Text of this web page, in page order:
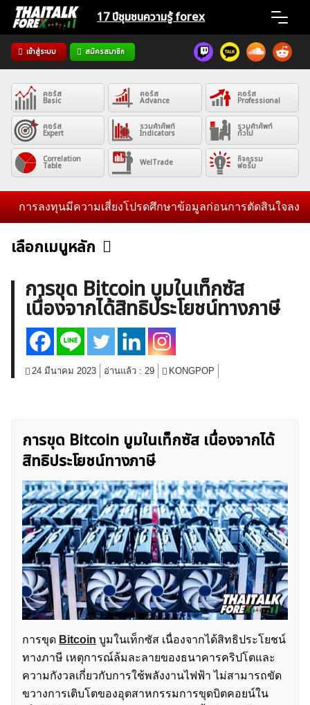
Skip
content
17 ปีชุมชนความรู้ forex
เข้าสู่ระบบ สมัครสมาชิก
Home
News
Articles
VPS Register
ค้นหา
สำหรับ:
คอร์ส
Basic
คอร์ส
Advance
คอร์ส
Professional
คอร์ส
Expert
รวมคำศัพท์
Indicators
รวมคำศัพท์
ทั่วไป
Correlation
Table WelTrade กิจกรรม
ฟอรั่ม
การลงทุนมีความเสี่ยงโปรดศึกษาข้อมูลก่อนการตัดสินใจลงทุน
เลือกเมนูหลัก
ข่าวฟอเร็กซ์และสกุลเงิน คริปโตเคอร์เรนซี
ฟรีซิกแนล รายวัน
บทวิเคราะห์
เศรษฐกิจทั่วไป ดัชนี-หุ้น
พันธบัตร
สินค้าโภคภัณฑ์
โบรกเกอร์ FX
โปรโมชั่น Forex
กองทุน Forex
ฟรี EA
การขุด Bitcoin บูมในเท็กซัส
เนื่องจากได้สิทธิประโยชน์ทางภาษี
24 มีนาคม 2023 อ่านแล้ว : 29 KONGPOP
การขุด Bitcoin บูมในเท็กซัส เนื่องจากได้
สิทธิประโยชน์ทางภาษี
การขุด Bitcoin บูมในเท็กซัส เนื่องจากได้สิทธิประโยชน์
ทางภาษี เหตุการณ์ล้มละลายของธนาคารคริปโตและ
ความกังวลเกี่ยวกับการใช้พลังงานไฟฟ้า ไม่สามารถขัด
ขวางการเติบโตของอุตสาหกรรมการขุดบิตคอยน์ใน